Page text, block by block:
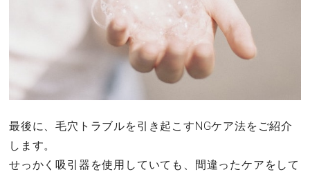
最後に、毛穴トラブルを引き起こすNGケア法をご紹介
します。
せっかく吸引器を使用していても、間違ったケアをして